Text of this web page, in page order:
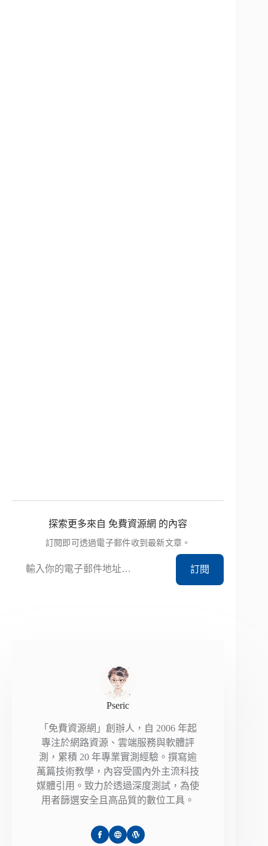
探索更多來自 免費資源網 的內容
訂閱即可透過電子郵件收到最新文章。
訂閱
Pseric
「免費資源網」創辦人，自 2006 年起
專注於網路資源、雲端服務與軟體評
測，累積 20 年專業實測經驗。撰寫逾
萬篇技術教學，內容受國內外主流科技
媒體引用。致力於透過深度測試，為使
用者篩選安全且高品質的數位工具。